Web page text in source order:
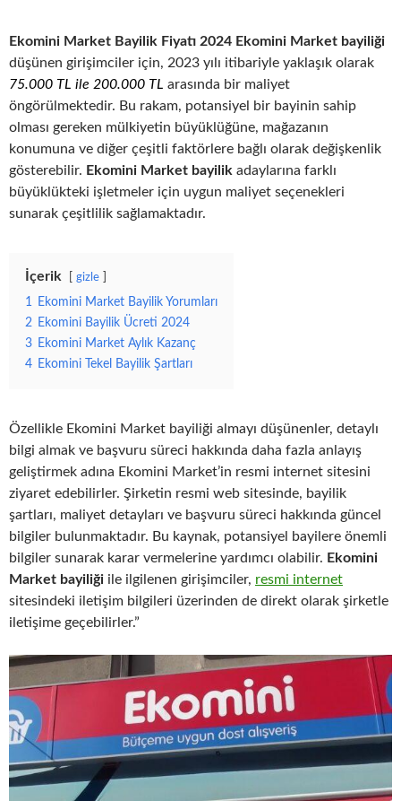
Ekomini Market Bayilik Fiyatı 2024 Ekomini Market bayiliği
düşünen girişimciler için, 2023 yılı itibariyle yaklaşık olarak
75.000 TL ile 200.000 TL arasında bir maliyet
öngörülmektedir. Bu rakam, potansiyel bir bayinin sahip
olması gereken mülkiyetin büyüklüğüne, mağazanın
konumuna ve diğer çeşitli faktörlere bağlı olarak değişkenlik
gösterebilir. Ekomini Market bayilik adaylarına farklı
büyüklükteki işletmeler için uygun maliyet seçenekleri
sunarak çeşitlilik sağlamaktadır.
İçerik gizle
1 Ekomini Market Bayilik Yorumları
2 Ekomini Bayilik Ücreti 2024
3 Ekomini Market Aylık Kazanç
4 Ekomini Tekel Bayilik Şartları
Özellikle Ekomini Market bayiliği almayı düşünenler, detaylı
bilgi almak ve başvuru süreci hakkında daha fazla anlayış
geliştirmek adına Ekomini Market’in resmi internet sitesini
ziyaret edebilirler. Şirketin resmi web sitesinde, bayilik
şartları, maliyet detayları ve başvuru süreci hakkında güncel
bilgiler bulunmaktadır. Bu kaynak, potansiyel bayilere önemli
bilgiler sunarak karar vermelerine yardımcı olabilir. Ekomini
Market bayiliği ile ilgilenen girişimciler, resmi internet
sitesindeki iletişim bilgileri üzerinden de direkt olarak şirketle
iletişime geçebilirler.”